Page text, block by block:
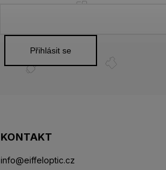
KONTAKT
info@eiffeloptic.cz
Přihlásit se